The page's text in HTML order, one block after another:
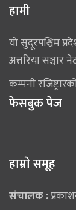
हामी
यो सुदूरपश्चिम
अत्तरिया सञ्चार
कम्पनी
फेसबुक पेज
हाम्राे समूह
संचालक :